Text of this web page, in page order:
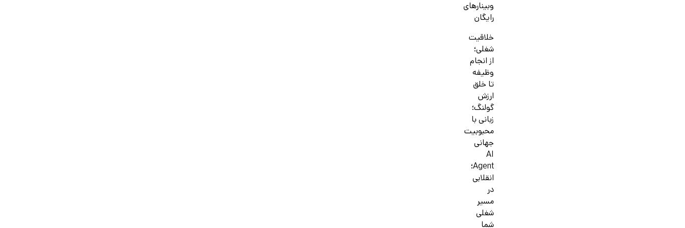
وبینارهای
رایگان
خلاقیت
شغلی؛
از انجام
وظیفه
تا خلق
ارزش
گولنگ؛
زبانی با
محبوبیت
جهانی
AI
Agent؛
انقلابی
در
مسیر
شغلی